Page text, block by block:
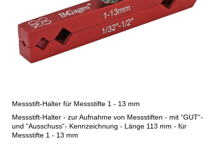
Messstift-Halter für Messstifte 1 - 13 mm
Messstift-Halter - zur Aufnahme von Messstiften - mit “GUT“-
und “Ausschuss“- Kennzeichnung - Länge 113 mm - für
Messstifte 1 - 13 mm